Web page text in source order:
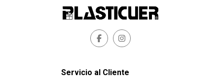
Servicio al Cliente